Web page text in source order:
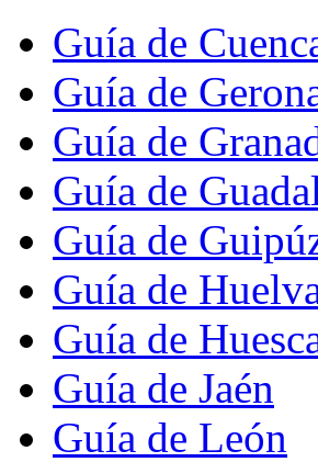
Guía de
Guía de
Guía de
Guía de
Guía de
Guía de
Guía de
Guía de Jaén
Guía de León